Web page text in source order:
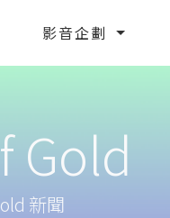
影音企劃
Gold
新聞